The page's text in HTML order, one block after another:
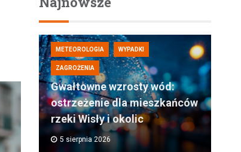
METEOROLOGIA WYPADKI
ZAGROŻENIA
Gwałtowne wzrosty wód:
ostrzeżenie dla mieszkańców
rzeki Wisły i okolic
5 sierpnia 2026